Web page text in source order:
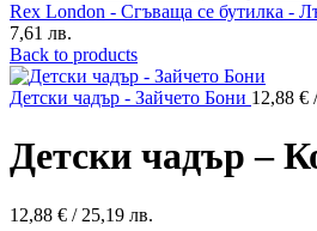
Rex London - Сгъваща се бутилка -
7,61 лв.
Back to products
Детски чадър - Зайчето Бони 12,88 €
Детски чадър –
12,88 € / 25,19 лв.